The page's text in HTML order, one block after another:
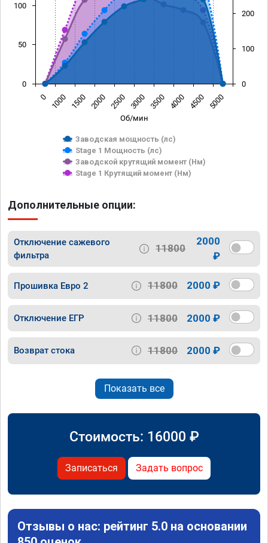
Об/мин
Заводская мощность (лс)
Stage 1 Мощность (лс)
Заводской крутящий момент (Нм)
Stage 1 Крутящий момент (Нм)
0 1000 1500 2000 2500 3000 3500 4000 4500 5000
0
50
100
0
100
200
Дополнительные опции:
Отключение сажевого
фильтра
11800
2000
₽
Прошивка Евро 2 11800 2000 ₽
Отключение ЕГР 11800 2000 ₽
Возврат стока 11800 2000 ₽
Показать все
Стоимость: 16000 ₽
Записаться Задать вопрос
Отзывы о нас: рейтинг 5.0 на основании